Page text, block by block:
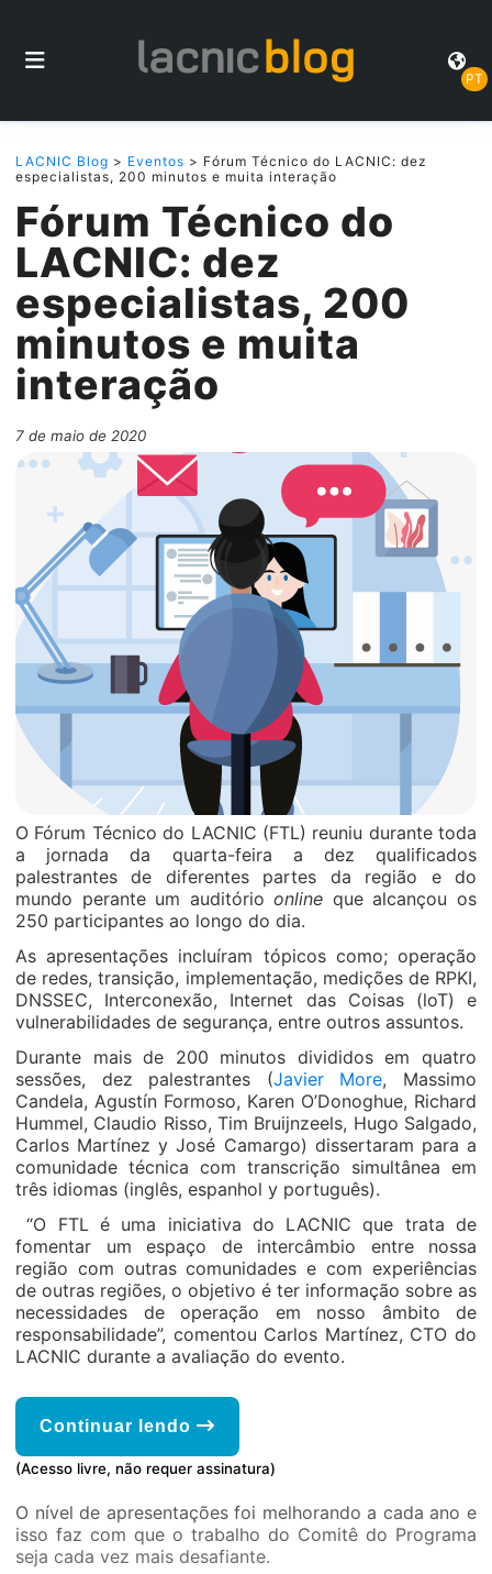
PT
LACNIC Blog > Eventos > Fórum Técnico do LACNIC: dez
especialistas, 200 minutos e muita interação
Fórum Técnico do
LACNIC: dez
especialistas, 200
minutos e muita
interação
7 de maio de 2020
O Fórum Técnico do LACNIC (FTL) reuniu durante toda
a jornada da quarta-feira a dez qualificados
palestrantes de diferentes partes da região e do
mundo perante um auditórioonline que alcançou os
250 participantes ao longo do dia.
As apresentações incluíram tópicos como; operação
de redes, transição, implementação, medições de RPKI,
DNSSEC, Interconexão, Internet das Coisas (loT) e
vulnerabilidades de segurança, entre outros assuntos.
Durante mais de 200 minutos divididos em quatro
sessões, dez palestrantes (Javier More, Massimo
Candela, Agustín Formoso, Karen O’Donoghue, Richard
Hummel, Claudio Risso, Tim Bruijnzeels, Hugo Salgado,
Carlos Martínez y José Camargo) dissertaram para a
comunidade técnica com transcrição simultânea em
três idiomas (inglês, espanhol y português).
“O FTL é uma iniciativa do LACNIC que trata de
fomentar um espaço de intercâmbio entre nossa
região com outras comunidades e com experiências
de outras regiões, o objetivo é ter informação sobre as
necessidades de operação em nosso âmbito de
responsabilidade”, comentou Carlos Martínez, CTO do
LACNIC durante a avaliação do evento.
Continuar lendo
(Acesso livre, não requer assinatura)
O nível de apresentações foi melhorando a cada ano e
isso faz com que o trabalho do Comitê do Programa
seja cada vez mais desafiante.